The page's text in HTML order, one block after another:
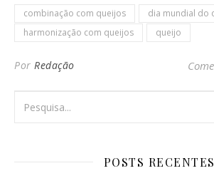
combinação com queijos
dia mundial do
harmonização com queijos
queijo
Por Redação
POSTS RECENTES